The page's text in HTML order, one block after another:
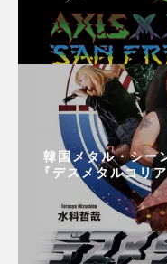
韓国メタル・シー
『デスメタルコリ